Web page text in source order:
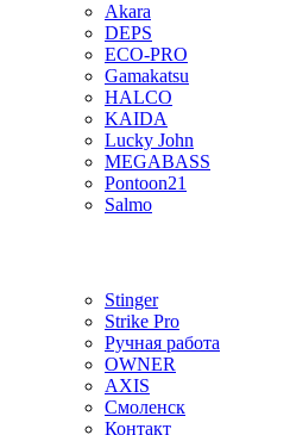
Akara
DEPS
ECO-PRO
Gamakatsu
HALCO
KAIDA
Lucky John
MEGABASS
Pontoon21
Salmo
Stinger
Strike Pro
Ручная работа
OWNER
AXIS
Смоленск
Контакт